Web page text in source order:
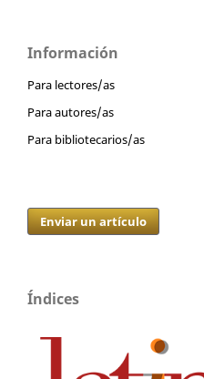
Información
Para lectores/as
Para autores/as
Para bibliotecarios/as
Enviar un artículo
Índices